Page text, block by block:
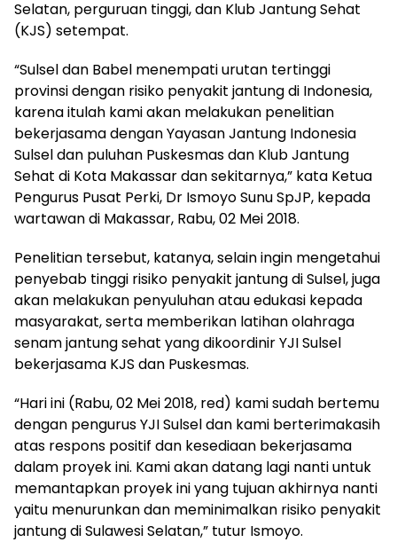
Selatan, perguruan tinggi, dan Klub Jantung Sehat
(KJS) setempat.
“Sulsel dan Babel menempati urutan tertinggi
provinsi dengan risiko penyakit jantung di Indonesia,
karena itulah kami akan melakukan penelitian
bekerjasama dengan Yayasan Jantung Indonesia
Sulsel dan puluhan Puskesmas dan Klub Jantung
Sehat di Kota Makassar dan sekitarnya,” kata Ketua
Pengurus Pusat Perki, Dr Ismoyo Sunu SpJP, kepada
wartawan di Makassar, Rabu, 02 Mei 2018.
Penelitian tersebut, katanya, selain ingin mengetahui
penyebab tinggi risiko penyakit jantung di Sulsel, juga
akan melakukan penyuluhan atau edukasi kepada
masyarakat, serta memberikan latihan olahraga
senam jantung sehat yang dikoordinir YJI Sulsel
bekerjasama KJS dan Puskesmas.
“Hari ini (Rabu, 02 Mei 2018, red) kami sudah bertemu
dengan pengurus YJI Sulsel dan kami berterimakasih
atas respons positif dan kesediaan bekerjasama
dalam proyek ini. Kami akan datang lagi nanti untuk
memantapkan proyek ini yang tujuan akhirnya nanti
yaitu menurunkan dan meminimalkan risiko penyakit
jantung di Sulawesi Selatan,” tutur Ismoyo.